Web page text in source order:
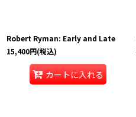
Robert Ryman: Early and Late
15,400円(税込)
カートに入れる